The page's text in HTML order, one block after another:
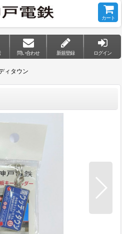
カート
問い合わせ 新規登録 ログイン
ィタウン